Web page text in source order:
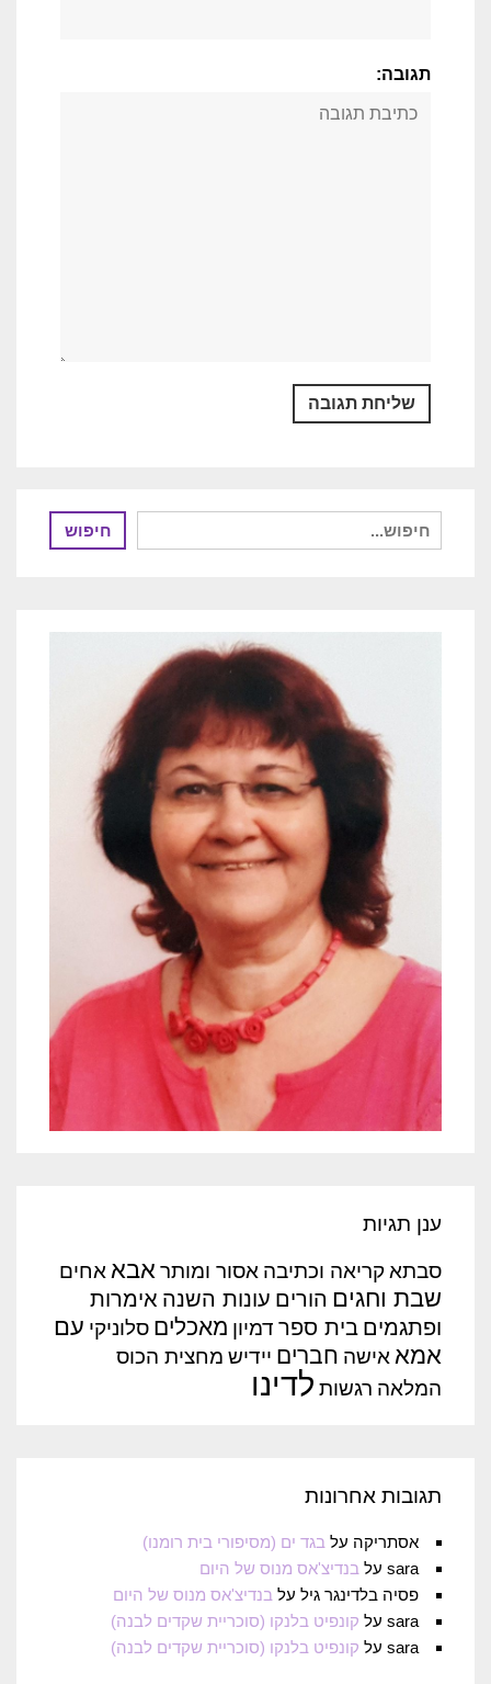
תגובה:
חיפוש
עבור:
חיפוש
ענן תגיות
סבתאקריאה וכתיבה אסור ומותראבאאחים
שבת וחגים הורים עונות השנה אימרות
ופתגמים בית ספר דמיון מאכלים סלוניקי עם
אמאאישה חברים יידיש מחצית הכוס
המלאה רגשות לדינו
תגובות אחרונות
אסתריקה על בגד ים (מסיפורי בית רומנו)
sara על בנדיצ'אס מנוס של היום
פסיה בלדינגר גיל על בנדיצ'אס מנוס של היום
sara על קונפיט בלנקו (סוכריית שקדים לבנה)
sara על קונפיט בלנקו (סוכריית שקדים לבנה)